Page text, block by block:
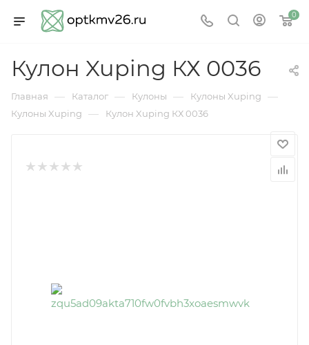
0
Кулон Xuping КХ 0036
Главная — Каталог — Кулоны — Кулоны Xuping —
Кулоны Xuping — Кулон Xuping КХ 0036